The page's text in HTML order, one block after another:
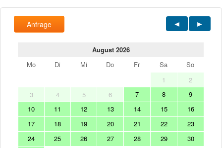
Anfrage
August 2026
Mo
Di Mi Do Fr Sa
So
1
2
3
4 5 6 7 8
9
10
11 12 13 14 15
16
17
18 19 20 21 22
23
24
25 26 27 28 29
30